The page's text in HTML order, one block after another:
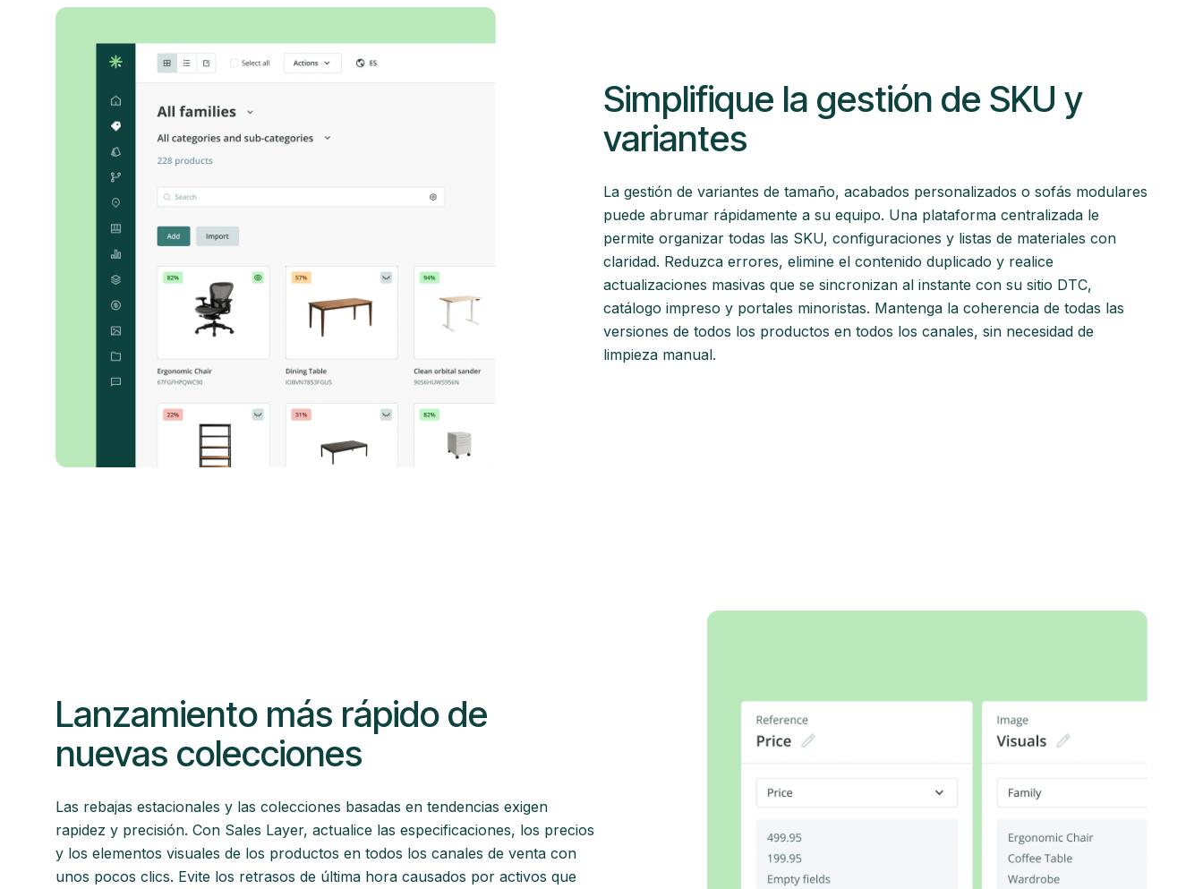
Simplifique la gestión de SKU y
variantes
La gestión de variantes de tamaño, acabados personalizados o sofás modulares
puede abrumar rápidamente a su equipo. Una plataforma centralizada le
permite organizar todas las SKU, configuraciones y listas de materiales con
claridad. Reduzca errores, elimine el contenido duplicado y realice
actualizaciones masivas que se sincronizan al instante con su sitio DTC,
catálogo impreso y portales minoristas. Mantenga la coherencia de todas las
versiones de todos los productos en todos los canales, sin necesidad de
limpieza manual.
Lanzamiento más rápido de
nuevas colecciones
Las rebajas estacionales y las colecciones basadas en tendencias exigen
rapidez y precisión. Con Sales Layer, actualice las especificaciones, los precios
y los elementos visuales de los productos en todos los canales de venta con
unos pocos clics. Evite los retrasos de última hora causados por activos que